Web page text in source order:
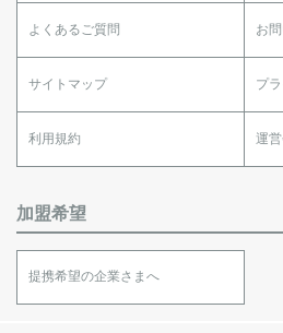
よくあるご質問 お
サイトマップ プ
利用規約 運
加盟希望
提携希望の企業さまへ